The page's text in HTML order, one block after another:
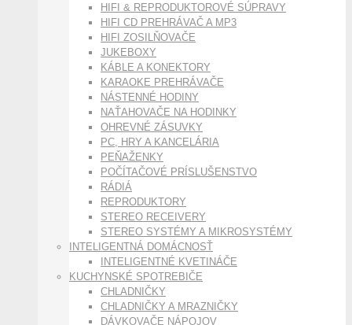
HIFI & REPRODUKTOROVÉ SÚPRAVY
HIFI CD PREHRÁVAČ A MP3
HIFI ZOSILŇOVAČE
JUKEBOXY
KÁBLE A KONEKTORY
KARAOKE PREHRÁVAČE
NÁSTENNÉ HODINY
NAŤAHOVAČE NA HODINKY
OHREVNÉ ZÁSUVKY
PC, HRY A KANCELÁRIA
PEŇAŽENKY
POČÍTAČOVÉ PRÍSLUŠENSTVO
RÁDIÁ
REPRODUKTORY
STEREO RECEIVERY
STEREO SYSTÉMY A MIKROSYSTÉMY
INTELIGENTNÁ DOMÁCNOSŤ
INTELIGENTNÉ KVETINÁČE
KUCHYNSKÉ SPOTREBIČE
CHLADNIČKY
CHLADNIČKY A MRAZNIČKY
DÁVKOVAČE NÁPOJOV